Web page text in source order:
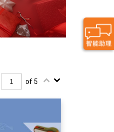
of 5